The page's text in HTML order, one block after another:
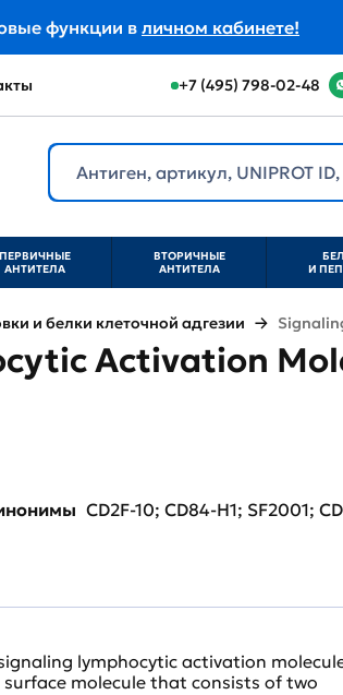
функции в личном кабинете!
+7 (495) 798-02-48
ПЕРВИЧНЫЕ
АНТИТЕЛА
ВТОРИЧНЫЕ
АНТИТЕЛА
И
и белки клеточной адгезии
Activation
CD2F-10; CD84-H1; SF2001;
lymphocytic activation
molecule that consists of two